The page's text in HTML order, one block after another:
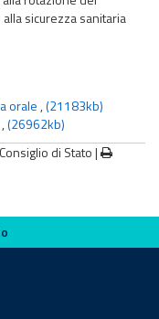
sicurezza sanitaria
orale ,(21183kb)
,(26962kb)
di Stato|